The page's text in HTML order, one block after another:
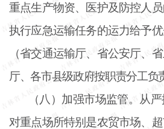
重点生产物资、医护及防控人
执行应急运输任务的运力给予优
（省交通运输厅、省公安厅、
厅、各市县级政府按职责分工负
（八）加强市场监管。从
对重点场所特别是农贸市场、